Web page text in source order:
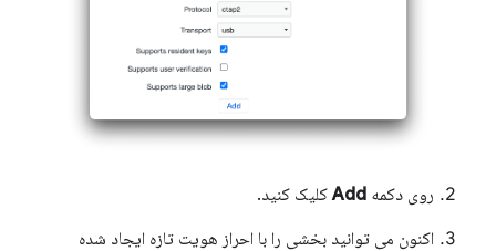
روی دکمه Addکلیک کنید.
اکنون می توانید بخشی را با احراز هویت تازه ایجاد شده